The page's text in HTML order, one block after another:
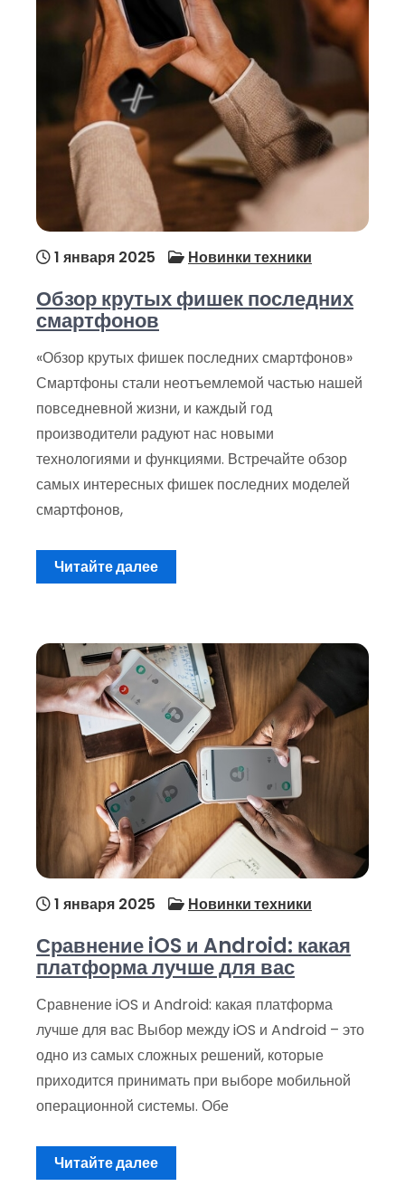
1 января 2025 Новинки техники
Обзор крутых фишек последних
смартфонов
«Обзор крутых фишек последних смартфонов»
Смартфоны стали неотъемлемой частью нашей
повседневной жизни, и каждый год
производители радуют нас новыми
технологиями и функциями. Встречайте обзор
самых интересных фишек последних моделей
смартфонов,
Читайте далее
1 января 2025 Новинки техники
Сравнение iOS и Android: какая
платформа лучше для вас
Сравнение iOS и Android: какая платформа
лучше для вас Выбор между iOS и Android – это
одно из самых сложных решений, которые
приходится принимать при выборе мобильной
операционной системы. Обе
Читайте далее